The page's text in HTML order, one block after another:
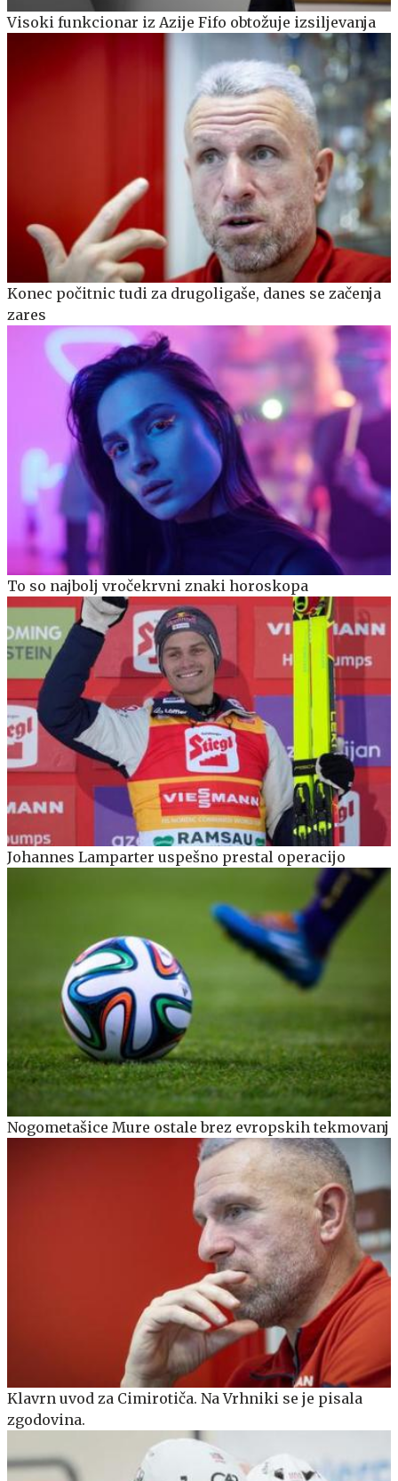
Visoki funkcionar iz Azije Fifo obtožuje izsiljevanja
Konec počitnic tudi za drugoligaše, danes se začenja
zares
To so najbolj vročekrvni znaki horoskopa
Johannes Lamparter uspešno prestal operacijo
Nogometašice Mure ostale brez evropskih tekmovanj
Klavrn uvod za Cimirotiča. Na Vrhniki se je pisala
zgodovina.